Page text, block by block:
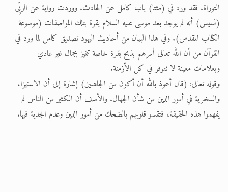
التوراة. فقد ورد في (مثتا) باب كامل عن الحادث. ووردت رواية عن الربِّى
(نسيس) أنه لم يوجد بعد موسى عليه السلام بقرة بتلك المواصفات (موسوعة
الكتاب المقدس). وفي هذا البيان من أحاديث اليهود تصديق كامل لما ورد في
القرآن من أن الله تعالى أمرهم بذبح بقرة خاصة تتميز بجمال غير عادي
وبعلامات معينة لا تتوفر في كل الأزمنة.
وقوله تعالى: (قال أعوذ بالله أن أكون من الجاهلين) إشارة إلى أن الاستهزاء
والسخرية في أمور الدين من شأن الجهال. والأسف أن الكثير من الناس لم
يفهموا هذه الحقيقة، فتقسو قلوبهم بالضحك من أمور الدين وعدم الجدية فيها.